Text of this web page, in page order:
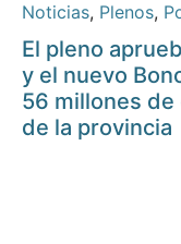
Noticias, Plenos,
El pleno
y el nuevo
56 millones
de la provincia